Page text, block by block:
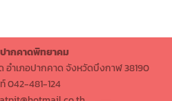
ปากคาดพิทยาคม
อำเภอปากคาด จังหวัดบึงกาฬ 38190
042-481-124